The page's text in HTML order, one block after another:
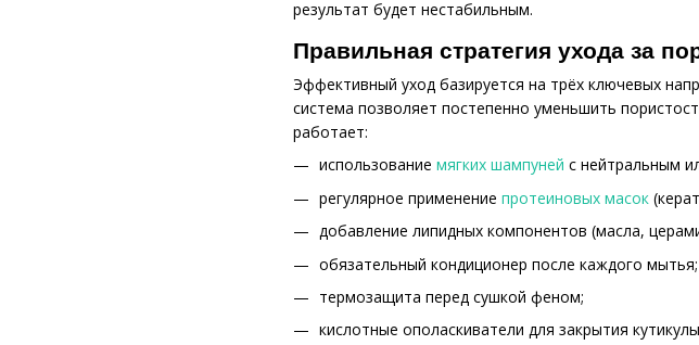
результат будет нестабильным.
Правильная стратегия ухода за
Эффективный уход базируется на трёх ключевых
система позволяет постепенно уменьшить
работает:
использование мягких шампуней с нейтральным
регулярное применение протеиновых масок
добавление липидных компонентов (масла,
обязательный кондиционер после каждого мытья;
термозащита перед сушкой феном;
кислотные ополаскиватели для закрытия